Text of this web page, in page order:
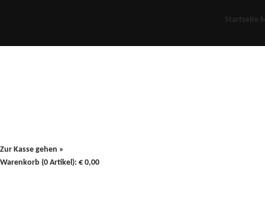
Startseite
Zur Kasse gehen »
Warenkorb (0 Artikel): € 0,00